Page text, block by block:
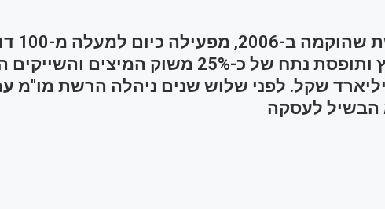
הרשת
הארץ ותופסת נתח של כ-25% משוק המיצים
שקל. לפני שלוש שנים ניהלה הרשת מו"מ
לעסקה